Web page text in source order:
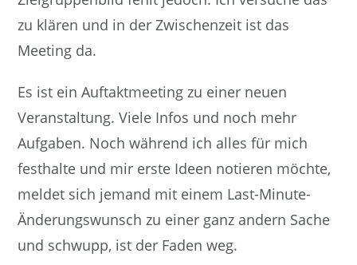
zu klären und in der Zwischenzeit ist das
Meeting da.
Es ist ein Auftaktmeeting zu einer neuen
Veranstaltung. Viele Infos und noch mehr
Aufgaben. Noch während ich alles für mich
festhalte und mir erste Ideen notieren möchte,
meldet sich jemand mit einem Last-Minute-
Änderungswunsch zu einer ganz andern Sache
und schwupp, ist der Faden weg.